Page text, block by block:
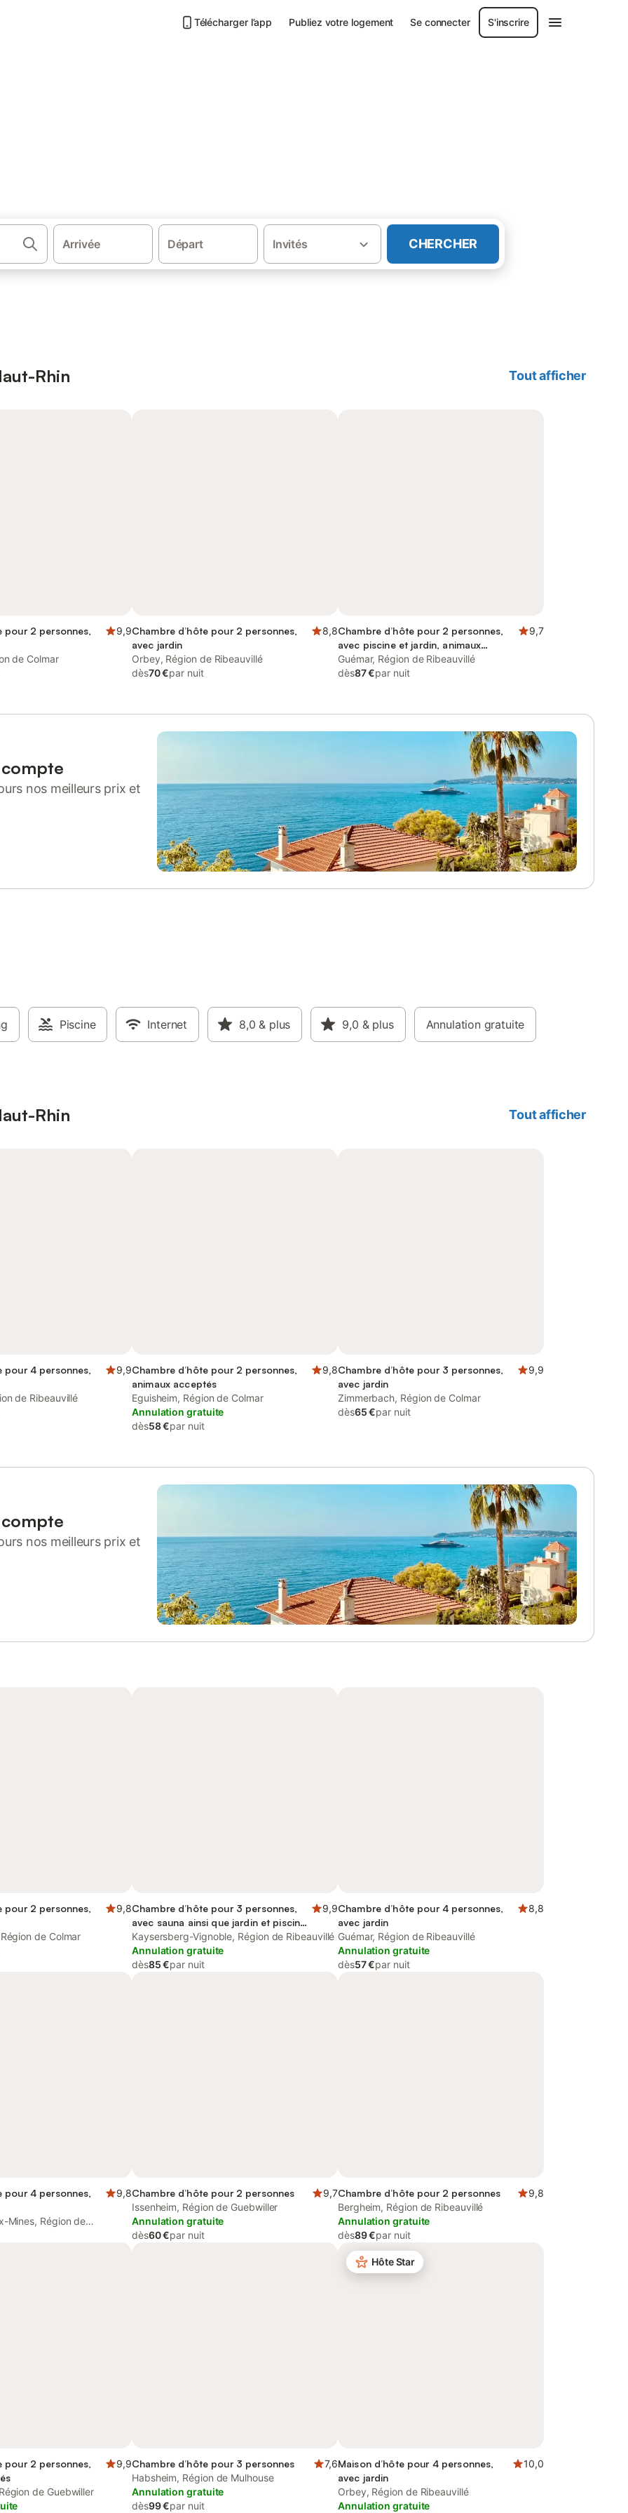
Télécharger l’app Publiez votre logement Se connecter S'inscrire
Arrivée Départ Invités CHERCHER
Rhin Tout afficher
pour 2 personnes,
9,9
de Colmar
Chambre d’hôte pour 2 personnes,
avec jardin
8,8
Orbey, Région de Ribeauvillé
dès70 €par nuit
Chambre d’hôte pour 2 personnes,
avec piscine et jardin, animaux
acceptés
9,7
Guémar, Région de Ribeauvillé
dès87 €par nuit
compte
nos meilleurs prix et
Piscine Internet 8,0 & plus 9,0 & plus Annulation gratuite
Rhin Tout afficher
pour 4 personnes,
9,9
de Ribeauvillé
Chambre d’hôte pour 2 personnes,
animaux acceptés
9,8
Eguisheim, Région de Colmar
Annulation gratuite
dès58 €par nuit
Chambre d’hôte pour 3 personnes,
avec jardin
9,9
Zimmerbach, Région de Colmar
dès65 €par nuit
compte
nos meilleurs prix et
pour 2 personnes,
9,8
de Colmar
Chambre d’hôte pour 3 personnes,
avec sauna ainsi que jardin et piscine,
animaux acceptés
9,9
Kaysersberg-Vignoble, Région de Ribeauvillé
Annulation gratuite
dès85 €par nuit
Chambre d’hôte pour 4 personnes,
avec jardin
8,8
Guémar, Région de Ribeauvillé
Annulation gratuite
dès57 €par nuit
pour 4 personnes,
9,8
Mines, Région de
Chambre d’hôte pour 2 personnes
9,7
Issenheim, Région de Guebwiller
Annulation gratuite
dès60 €par nuit
Chambre d’hôte pour 2 personnes
9,8
Bergheim, Région de Ribeauvillé
Annulation gratuite
dès89 €par nuit
pour 2 personnes,
9,9
de Guebwiller
Chambre d’hôte pour 3 personnes
7,6
Habsheim, Région de Mulhouse
Annulation gratuite
dès99 €par nuit
Hôte Star
Maison d’hôte pour 4 personnes,
avec jardin
10,0
Orbey, Région de Ribeauvillé
Annulation gratuite